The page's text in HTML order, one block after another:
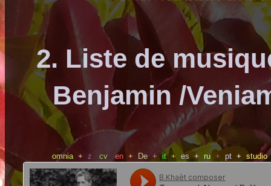
2. Liste de
Benjamin /
omnia + z cv en + De + it + es + ru + pt + studio